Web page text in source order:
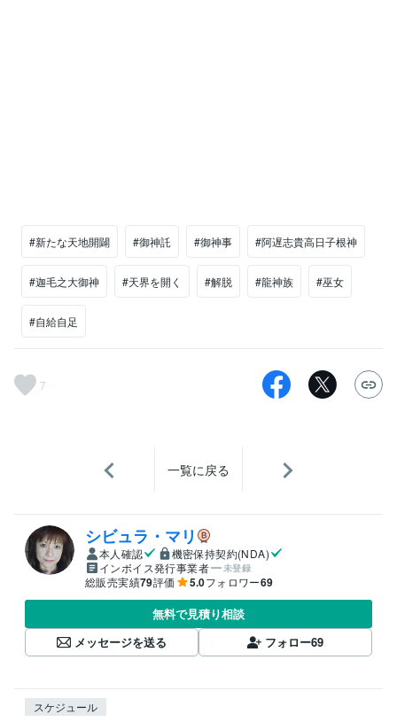
#新たな天地開闢 #御神託 #御神事 #阿遅志貴高日子根神
#迦毛之大御神 #天界を開く #解脱 #龍神族 #巫女
#自給自足
7
一覧に戻る
シビュラ・マリ
本人確認
機密保持契約(NDA)
インボイス発行事業者
未登録
総販売実績79評価 5.0フォロワー69
無料で見積り相談
メッセージを送る
フォロー69
スケジュール